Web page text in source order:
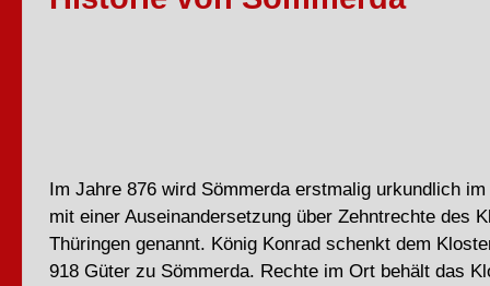
Im Jahre 876 wird Sömmerda erstmalig urkundlich
mit einer Auseinandersetzung über Zehntrechte des
Thüringen genannt. König Konrad schenkt dem
918 Güter zu Sömmerda. Rechte im Ort behält das